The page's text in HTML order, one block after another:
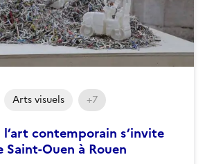
contemporain s’invite
Saint-Ouen à Rouen
Arts visuels +7